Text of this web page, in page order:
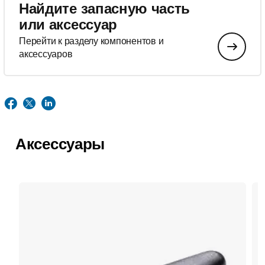
Найдите запасную часть
или аксессуар
Перейти к разделу компонентов и
аксессуаров
Аксессуары